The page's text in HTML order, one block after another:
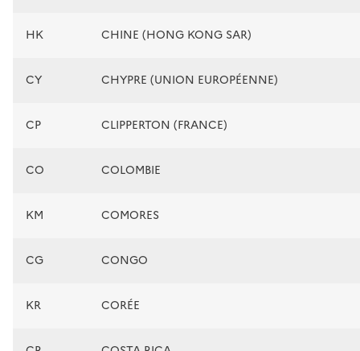
HK CHINE (HONG KONG SAR)
CY CHYPRE (UNION EUROPÉENNE)
CP CLIPPERTON (FRANCE)
CO COLOMBIE
KM COMORES
CG CONGO
KR CORÉE